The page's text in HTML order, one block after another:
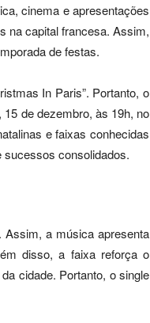
cinema e apresentações
na capital francesa. Assim,
de festas.
In Paris”. Portanto, o
de dezembro, às 19h, no
e faixas conhecidas
sucessos consolidados.
Assim, a música apresenta
disso, a faixa reforça o
cidade. Portanto, o single